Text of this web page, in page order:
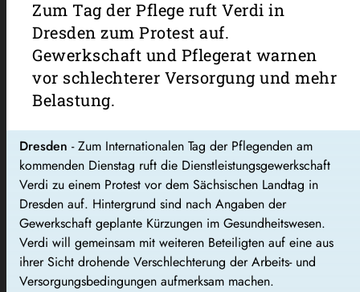
Zum Tag der Pflege ruft Verdi in
Dresden zum Protest auf.
Gewerkschaft und Pflegerat warnen
vor schlechterer Versorgung und mehr
Belastung.
Dresden - Zum Internationalen Tag der Pflegenden am
kommenden Dienstag ruft die Dienstleistungsgewerkschaft
Verdi zu einem Protest vor dem Sächsischen Landtag in
Dresden auf. Hintergrund sind nach Angaben der
Gewerkschaft geplante Kürzungen im Gesundheitswesen.
Verdi will gemeinsam mit weiteren Beteiligten auf eine aus
ihrer Sicht drohende Verschlechterung der Arbeits- und
Versorgungsbedingungen aufmerksam machen.